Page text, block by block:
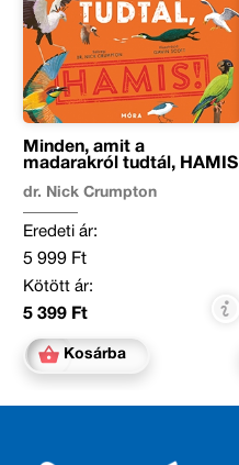
Minden, amit a
madarakról tudtál, HAMIS
dr. Nick Crumpton
Eredeti ár:
5 999 Ft
Kötött ár:
5 399 Ft
Kosárba